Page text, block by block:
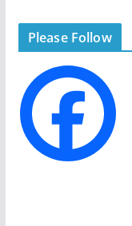
r
e
s
Please Follow